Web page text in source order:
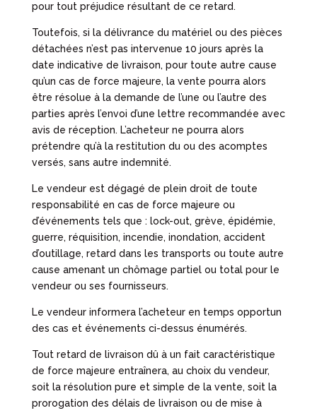
pour tout préjudice résultant de ce retard.
Toutefois, si la délivrance du matériel ou des pièces
détachées n’est pas intervenue 10 jours après la
date indicative de livraison, pour toute autre cause
qu’un cas de force majeure, la vente pourra alors
être résolue à la demande de l’une ou l’autre des
parties après l’envoi d’une lettre recommandée avec
avis de réception. L’acheteur ne pourra alors
prétendre qu’à la restitution du ou des acomptes
versés, sans autre indemnité.
Le vendeur est dégagé de plein droit de toute
responsabilité en cas de force majeure ou
d’événements tels que : lock-out, grève, épidémie,
guerre, réquisition, incendie, inondation, accident
d’outillage, retard dans les transports ou toute autre
cause amenant un chômage partiel ou total pour le
vendeur ou ses fournisseurs.
Le vendeur informera l’acheteur en temps opportun
des cas et événements ci-dessus énumérés.
Tout retard de livraison dû à un fait caractéristique
de force majeure entraînera, au choix du vendeur,
soit la résolution pure et simple de la vente, soit la
prorogation des délais de livraison ou de mise à